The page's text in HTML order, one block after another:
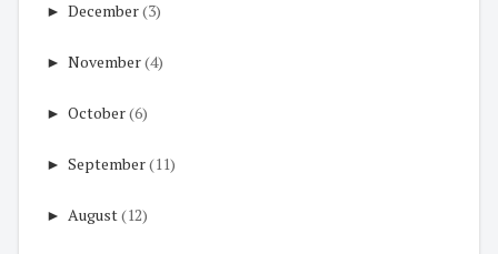
► December(3)
► November(4)
► October(6)
► September(11)
► August(12)